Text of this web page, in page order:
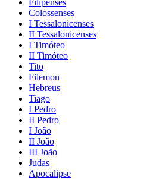
Colossenses
I Tessalonicenses
II Tessalonicenses
I Timóteo
II Timóteo
Tito
Filemon
Hebreus
Tiago
I Pedro
II Pedro
I João
II João
III João
Judas
Apocalipse